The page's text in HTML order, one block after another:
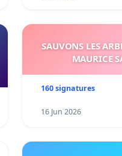
SAUVONS LES
MAURICE
160 signatures
16 Jun 2026